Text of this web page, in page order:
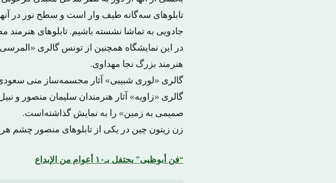
تابلوهای سه‌گانه طیف وار است و سطح نور در آنها
جادویی به تماشا نشسته باشیم. تابلوهای هنرمند
در این نمایشگاه همچنین از تونس گالری
هنرمند بزرگ نجا مهداوی.
گالری «لوری شبیبی» آثار مجسمه‌ساز منی
گالری «زاویه» آثار هنرمندان سلیمان منصور و
صمیمی به زمین» را به نمایش گذاشته‌است.
زن زیتون چین در یکی از تابلوهای منصور چشم
“فن أبوظبی” یحتفل بـ۱۰ أعوام من الإبداع